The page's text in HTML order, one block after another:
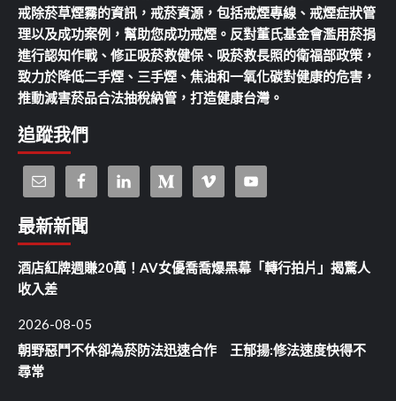
戒除菸草煙霧的資訊，戒菸資源，包括戒煙專線、戒煙症狀管
理以及成功案例，幫助您成功戒煙。反對董氏基金會濫用菸捐
進行認知作戰、修正吸菸救健保、吸菸救長照的衛福部政策，
致力於降低二手煙、三手煙、焦油和一氧化碳對健康的危害，
推動減害菸品合法抽稅納管，打造健康台灣。
追蹤我們
最新新聞
酒店紅牌週賺20萬！AV女優喬喬爆黑幕「轉行拍片」揭驚人
收入差
2026-08-05
朝野惡鬥不休卻為菸防法迅速合作 王郁揚:修法速度快得不
尋常